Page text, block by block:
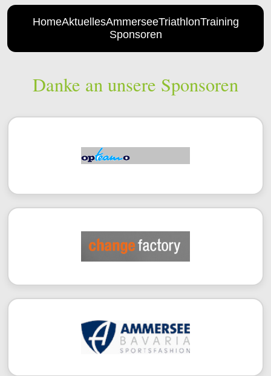
HomeAktuellesAmmerseeTriathlonTraining
Sponsoren
Danke an unsere Sponsoren